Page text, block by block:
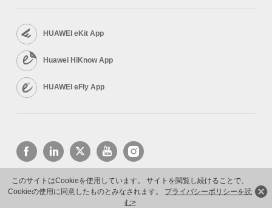
このサイトはCookieを使用しています。 サイトを閲覧し続けることで、
Cookieの使用に同意したものとみなされます。 プライバシーポリシーを読
む>
HUAWEI eKit App
Huawei HiKnow App
HUAWEI eFly App
Copyright © 2026 Huawei Technologies Co., Ltd. All rights reserved.
プライバシーポリシー